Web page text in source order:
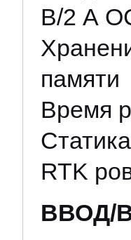
В/2 А
памяти
Время
RTK
ВВОД/